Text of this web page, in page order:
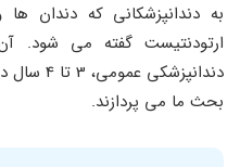
به دندانپزشکانی که دندان
بحث ما می پردازند.